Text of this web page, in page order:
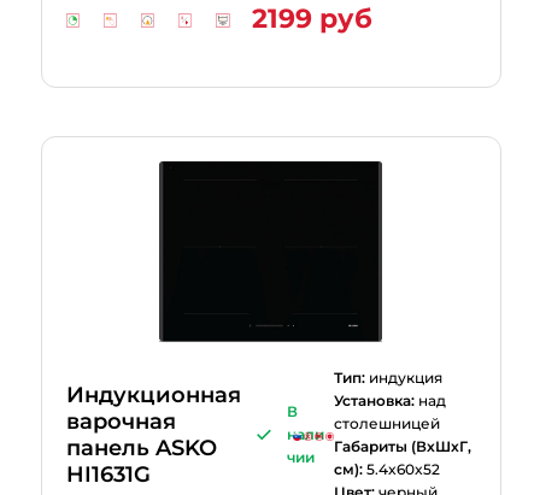
2199 руб
Индукционная
варочная
панель ASKO
HI1631G
В
нали
чии
Тип: индукция
Установка: над
столешницей
Габариты (ВхШхГ,
см): 5.4x60x52